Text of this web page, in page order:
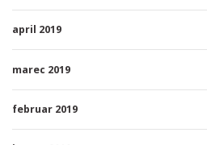
april 2019
marec 2019
februar 2019